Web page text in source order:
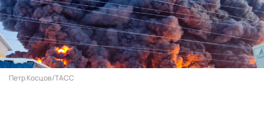
Петр Косцов/ТАСС